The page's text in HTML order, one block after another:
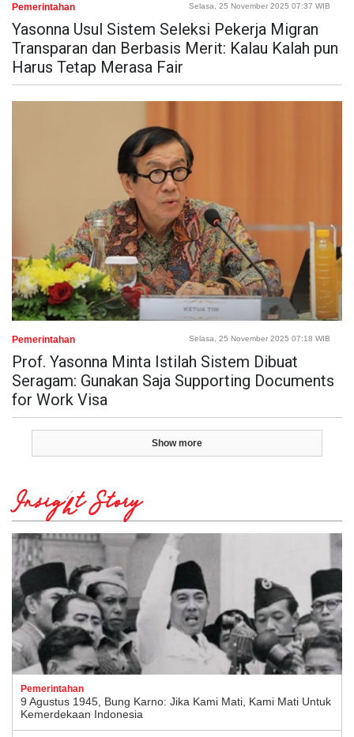
Pemerintahan Selasa, 25 November 2025 07:37 WIB
Yasonna Usul Sistem Seleksi Pekerja Migran
Transparan dan Berbasis Merit: Kalau Kalah pun
Harus Tetap Merasa Fair
Pemerintahan Selasa, 25 November 2025 07:18 WIB
Prof. Yasonna Minta Istilah Sistem Dibuat
Seragam: Gunakan Saja Supporting Documents
for Work Visa
Show more
Insight Story
Pemerintahan
9 Agustus 1945, Bung Karno: Jika Kami Mati, Kami Mati Untuk
Kemerdekaan Indonesia